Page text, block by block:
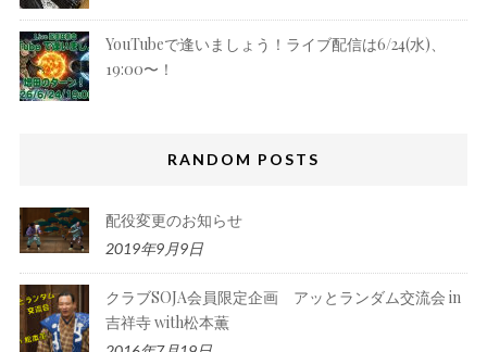
YouTubeで逢いましょう！ライブ配信は6/24(水)、
19:00〜！
RANDOM POSTS
配役変更のお知らせ
2019年9月9日
クラブSOJA会員限定企画 アッとランダム交流会 in
吉祥寺 with松本薫